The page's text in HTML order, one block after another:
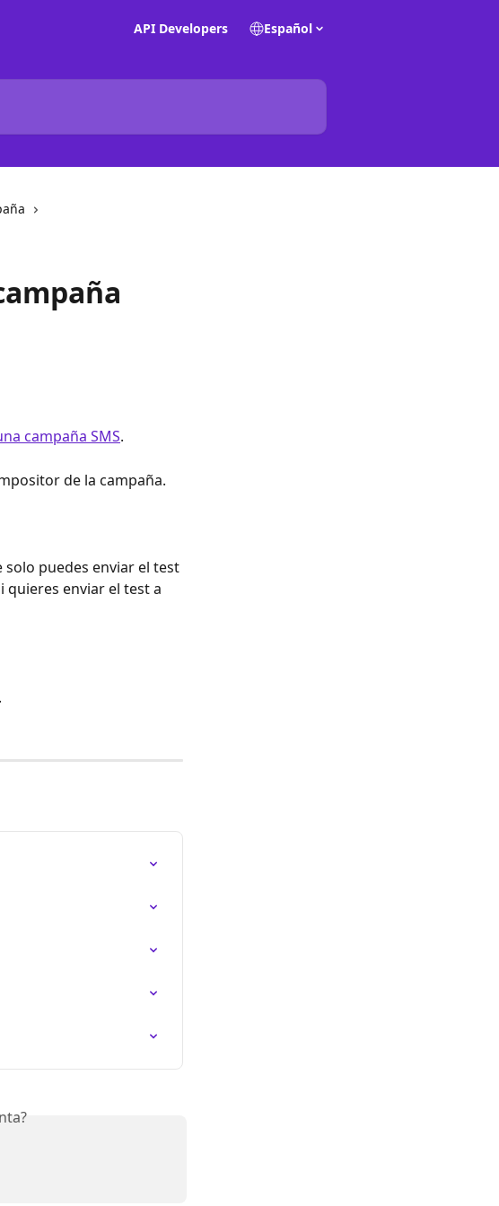
API Developers Español
campaña SMS.
de la campaña.
solo puedes enviar el test
quieres enviar el test a